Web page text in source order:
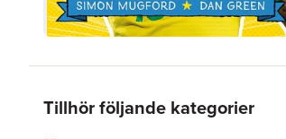
Tillhör följande kategorier